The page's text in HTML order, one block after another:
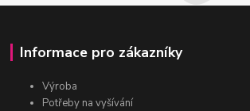
Informace pro zákazníky
Výroba
Potřeby na vyšívání